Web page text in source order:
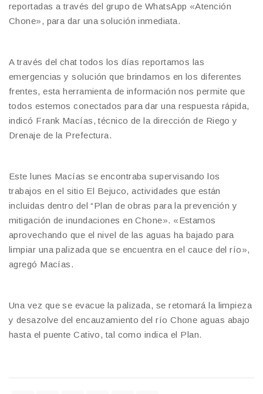
reportadas a través del grupo de WhatsApp «Atención
Chone», para dar una solución inmediata.
A través del chat todos los días reportamos las
emergencias y solución que brindamos en los diferentes
frentes, esta herramienta de información nos permite que
todos estemos conectados para dar una respuesta rápida,
indicó Frank Macías, técnico de la dirección de Riego y
Drenaje de la Prefectura.
Este lunes Macías se encontraba supervisando los
trabajos en el sitio El Bejuco, actividades que están
incluidas dentro del “Plan de obras para la prevención y
mitigación de inundaciones en Chone». «Estamos
aprovechando que el nivel de las aguas ha bajado para
limpiar una palizada que se encuentra en el cauce del río»,
agregó Macías.
Una vez que se evacue la palizada, se retomará la limpieza
y desazolve del encauzamiento del río Chone aguas abajo
hasta el puente Cativo, tal como indica el Plan.